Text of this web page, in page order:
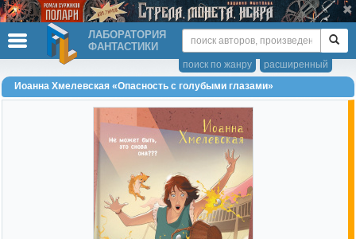
ЛАБОРАТОРИЯ
ФАНТАСТИКИ
расширенный
поиск по жанру
Иоанна Хмелевская «Опасность с голубыми глазами»